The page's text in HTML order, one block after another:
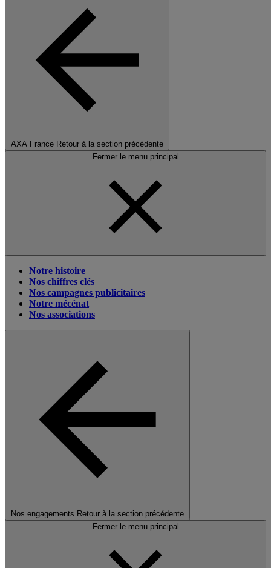
AXA France Retour à la section précédente
Fermer le menu principal
Notre histoire
Nos chiffres clés
Nos campagnes publicitaires
Notre mécénat
Nos associations
Nos engagements Retour à la section précédente
Fermer le menu principal